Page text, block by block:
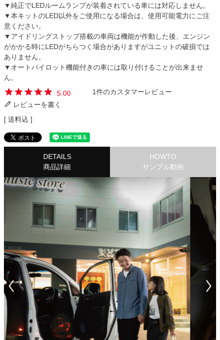
▼純正でLEDルームランプが装着されている車には対応しません。
▼本キットのLED以外をご使用になる場合は、使用可能電力にご注
意ください。
▼アイドリングストップ搭載の車両は機能が作動した後、エンジン
がかかる時にLEDがちらつく場合がありますがユニットの破損では
ありません。
▼オートパイロット機能付きの車には取り付けることが出来ませ
ん。
5.00
1
レビューを書く
送料込
DETAILS
商品詳細
HOWTO
サンプル動画